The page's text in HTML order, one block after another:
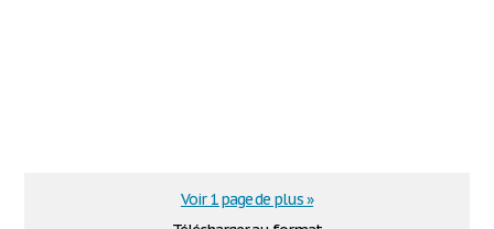
Voir 1 page de plus »